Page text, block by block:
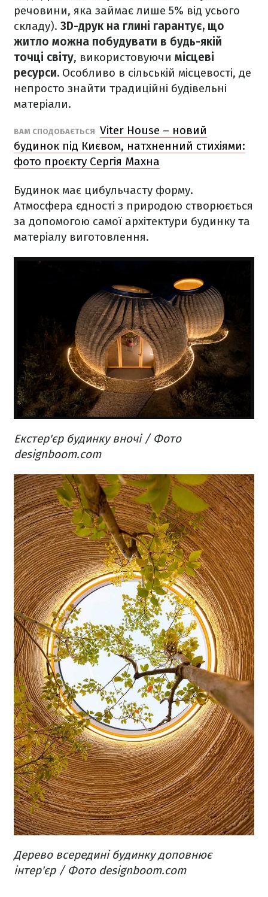
речовини, яка займає лише 5% від усього
складу). 3D-друк на глині гарантує, що
житло можна побудувати в будь-якій
точці світу, використовуючи місцеві
ресурси. Особливо в сільській місцевості, де
непросто знайти традиційні будівельні
матеріали.
ВАМ СПОДОБАЄТЬСЯ Viter House – новий
будинок під Києвом, натхненний стихіями:
фото проєкту Сергія Махна
Будинок має цибульчасту форму.
Атмосфера єдності з природою створюється
за допомогою самої архітектури будинку та
матеріалу виготовлення.
Екстер'єр будинку вночі / Фото
designboom.com
Дерево всередині будинку доповнює
інтер'єр / Фото designboom.com